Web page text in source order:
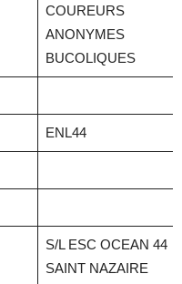
COUREURS
ANONYMES
BUCOLIQUES
ENL44
S/L ESC OCEAN 44
SAINT NAZAIRE